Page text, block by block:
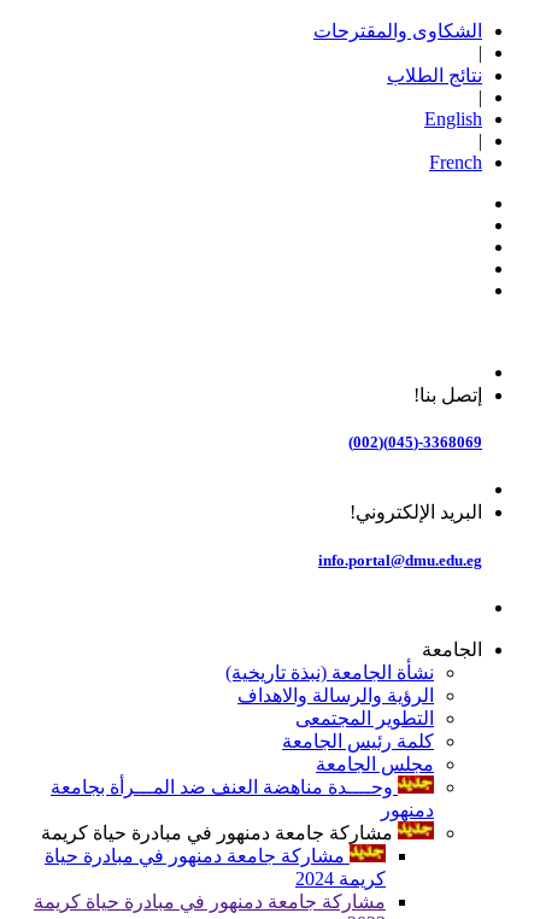
الشكاوى والمقترحات
|
نتائج الطلاب
|
English
|
French
إتصل بنا!
3368069-(045)(002)
البريد الإلكتروني!
info.portal@dmu.edu.eg
الجامعة
نشأة الجامعة (نبذة تاريخية)
الرؤية والرسالة والاهداف
التطوير المجتمعى
كلمة رئيس الجامعة
مجلس الجامعة
وحــــدة مناهضة العنف ضد المـــرأة بجامعة
دمنهور
مشاركة جامعة دمنهور في مبادرة حياة كريمة
مشاركة جامعة دمنهور في مبادرة حياة
كريمة 2024
مشاركة جامعة دمنهور في مبادرة حياة كريمة